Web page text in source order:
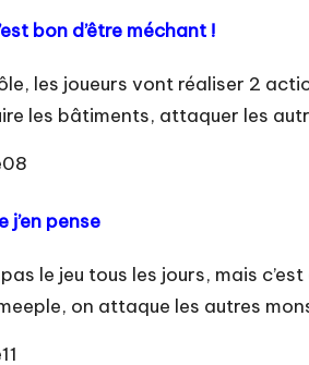
bon d’être méchant !
les joueurs vont réaliser 2
les bâtiments, attaquer les
j’en pense
le jeu tous les jours, mais
on attaque les autres